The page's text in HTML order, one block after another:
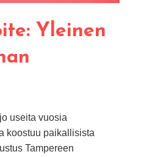
Yleinen
useita vuosia
koostuu paikallisista
Tampereen